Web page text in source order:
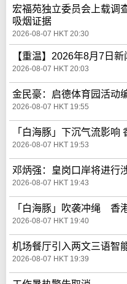
宏福苑独立委员会上载
吸烟证据
2026-08-07 HKT 20:30
【重温】2026年8月7日
2026-08-07 HKT 20:03
金民豪：启德体育园活动
2026-08-07 HKT 19:55
「白海豚」下沉气流影响
2026-08-07 HKT 19:53
邓炳强：皇岗口岸将进行
2026-08-07 HKT 19:43
「白海豚」吹袭冲绳 香
2026-08-07 HKT 19:40
机场餐厅引入两文三语智
2026-08-07 HKT 19:39